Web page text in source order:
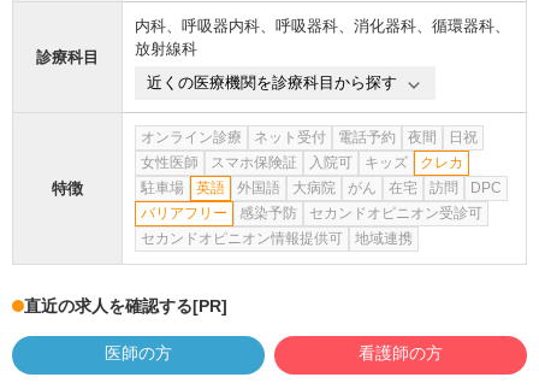
診療科目
内科、 呼吸器内科、 呼吸器科、 消化器科、 循環器科、
放射線科
近くの医療機関を診療科目から探す
特徴
オンライン診療 ネット受付 電話予約 夜間
日祝
女性医師
スマホ保険証 入院可 キッズ
クレカ
駐車場
英語 外国語 大病院 がん 在宅 訪問
DPC
バリアフリー
感染予防
セカンドオピニオン受診可
セカンドオピニオン情報提供可
地域連携
直近の求人を確認する[PR]
医師の方 看護師の方